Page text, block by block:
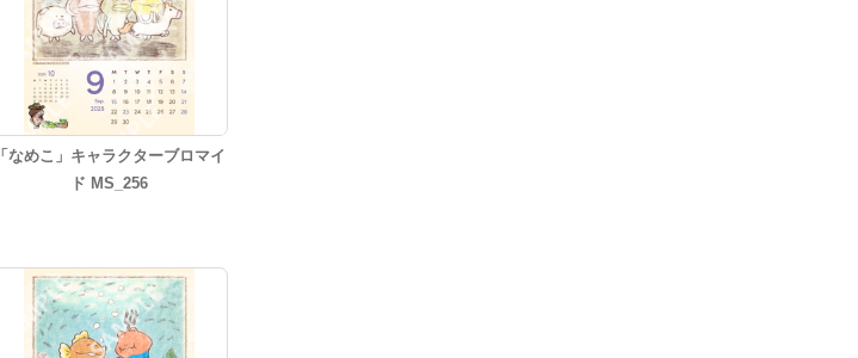
「なめこ」キャラクターブロマイ
ド MS_256